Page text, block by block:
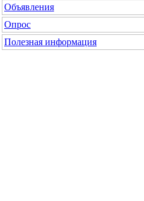
Объявления
Опрос
Полезная информация